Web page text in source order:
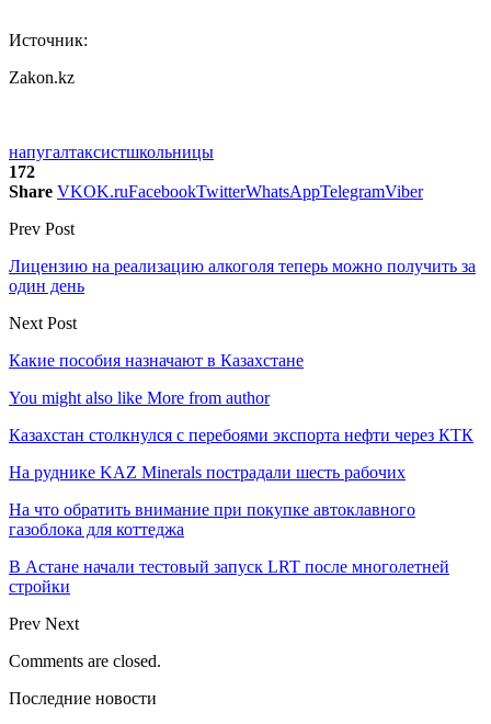
Источник:
Zakon.kz
напугалтаксистшкольницы
172
Share VKOK.ruFacebookTwitterWhatsAppTelegramViber
Prev Post
Лицензию на реализацию алкоголя теперь можно получить за
один день
Next Post
Какие пособия назначают в Казахстане
You might also like More from author
Казахстан столкнулся с перебоями экспорта нефти через КТК
На руднике KAZ Minerals пострадали шесть рабочих
На что обратить внимание при покупке автоклавного
газоблока для коттеджа
В Астане начали тестовый запуск LRT после многолетней
стройки
Prev Next
Comments are closed.
Последние новости